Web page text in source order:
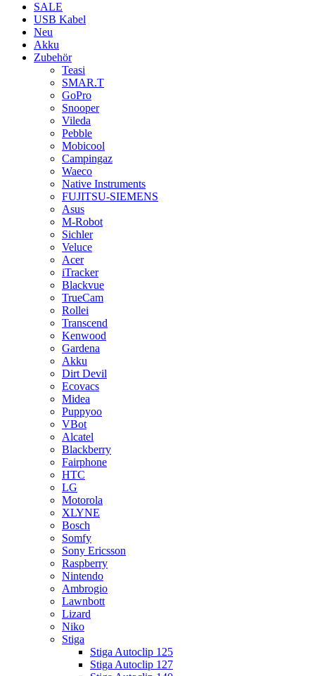
SALE
USB Kabel
Neu
Akku
Zubehör
Teasi
SMAR.T
GoPro
Snooper
Vileda
Pebble
Mobicool
Campingaz
Waeco
Native Instruments
FUJITSU-SIEMENS
Asus
M-Robot
Sichler
Veluce
Acer
iTracker
Blackvue
TrueCam
Rollei
Transcend
Kenwood
Gardena
Akku
Dirt Devil
Ecovacs
Midea
Puppyoo
VBot
Alcatel
Blackberry
Fairphone
HTC
LG
Motorola
XLYNE
Bosch
Somfy
Sony Ericsson
Raspberry
Nintendo
Ambrogio
Lawnbott
Lizard
Niko
Stiga
Stiga Autoclip 125
Stiga Autoclip 127